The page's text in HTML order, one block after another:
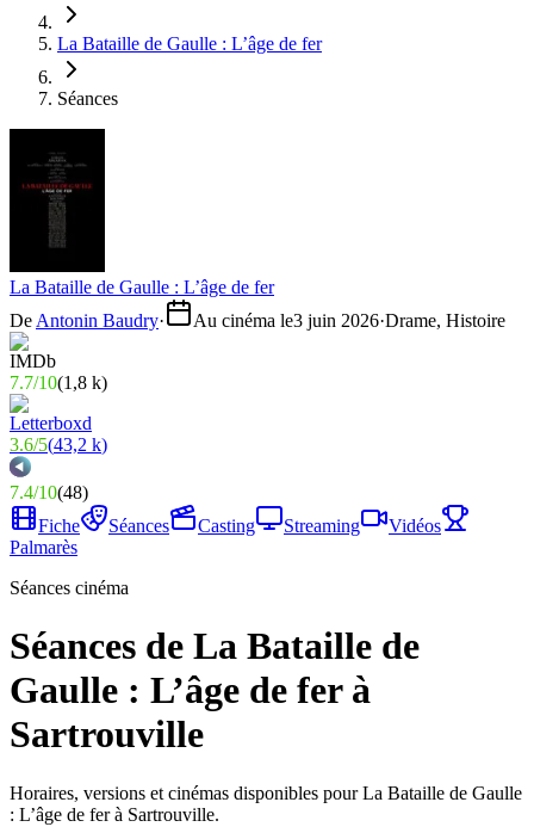
La Bataille de Gaulle : L’âge de fer
Séances
La Bataille de Gaulle : L’âge de fer
De Antonin Baudry· Au cinéma le3 juin 2026·Drame, Histoire
7.7/10(1,8 k)
3.6/5(43,2 k)
7.4/10(48)
Fiche
Séances Casting Streaming
Vidéos
Palmarès
Séances cinéma
Séances de La Bataille de
Gaulle : L’âge de fer à
Sartrouville
Horaires, versions et cinémas disponibles pour La Bataille de Gaulle
: L’âge de fer à Sartrouville.